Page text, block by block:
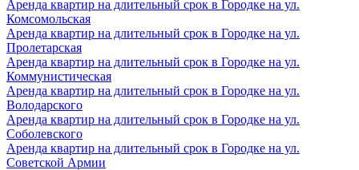
Аренда квартир на длительный срок в Городке на ул.
Комсомольская
Аренда квартир на длительный срок в Городке на ул.
Пролетарская
Аренда квартир на длительный срок в Городке на ул.
Коммунистическая
Аренда квартир на длительный срок в Городке на ул.
Володарского
Аренда квартир на длительный срок в Городке на ул.
Соболевского
Аренда квартир на длительный срок в Городке на ул.
Советской Армии